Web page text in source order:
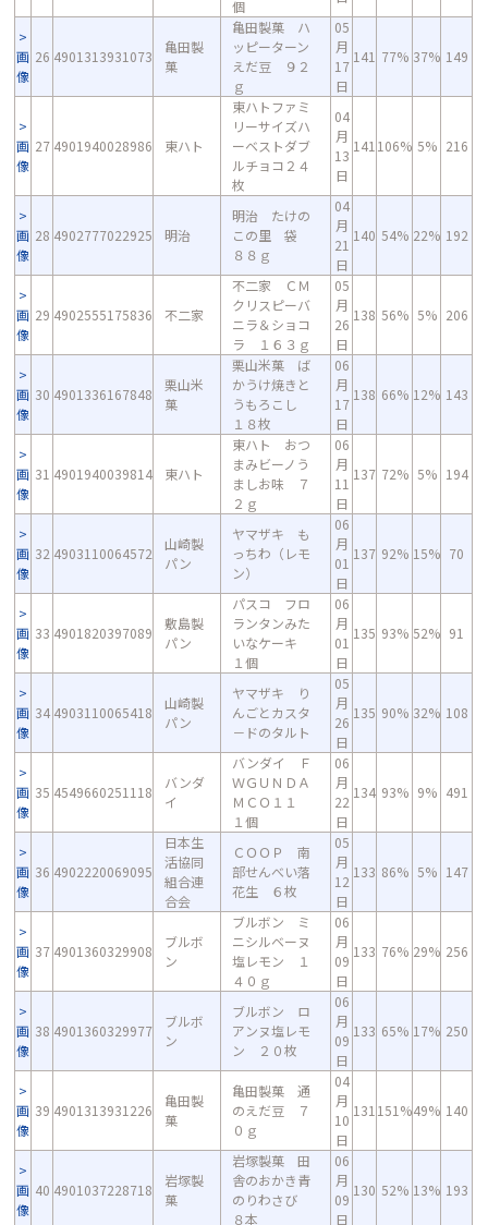
個
画
像
26 4901313931073
亀田製
菓
亀田製菓 ハ
ッピーターン
えだ豆 ９２
ｇ
05
月
17
日
141 77% 37% 149
画
像
27 4901940028986 東ハト
東ハトファミ
リーサイズハ
ーベストダブ
ルチョコ２４
枚
04
月
13
日
141 106% 5% 216
画
像
28 4902777022925 明治
明治 たけの
この里 袋
８８ｇ
04
月
21
日
140 54% 22% 192
画
像
29 4902555175836 不二家
不二家 ＣＭ
クリスピーバ
ニラ＆ショコ
ラ １６３ｇ
05
月
26
日
138 56% 5% 206
画
像
30 4901336167848
栗山米
菓
栗山米菓 ば
かうけ焼きと
うもろこし
１８枚
06
月
17
日
138 66% 12% 143
画
像
31 4901940039814 東ハト
東ハト おつ
まみビーノう
ましお味 ７
２ｇ
06
月
11
日
137 72% 5% 194
画
像
32 4903110064572
山崎製
パン
ヤマザキ も
っちわ（レモ
ン）
06
月
01
日
137 92% 15% 70
画
像
33 4901820397089
敷島製
パン
パスコ フロ
ランタンみた
いなケーキ
１個
06
月
01
日
135 93% 52% 91
画
像
34 4903110065418
山崎製
パン
ヤマザキ り
んごとカスタ
－ドのタルト
05
月
26
日
135 90% 32% 108
画
像
35 4549660251118
バンダ
イ
バンダイ Ｆ
ＷＧＵＮＤＡ
ＭＣＯ１１
１個
06
月
22
日
134 93% 9% 491
画
像
36 4902220069095
日本生
活協同
組合連
合会
ＣＯＯＰ 南
部せんべい落
花生 ６枚
05
月
12
日
133 86% 5% 147
画
像
37 4901360329908
ブルボ
ン
ブルボン ミ
ニシルベーヌ
塩レモン １
４０ｇ
06
月
09
日
133 76% 29% 256
画
像
38 4901360329977
ブルボ
ン
ブルボン ロ
アンヌ塩レモ
ン ２０枚
06
月
09
日
133 65% 17% 250
画
像
39 4901313931226
亀田製
菓
亀田製菓 通
のえだ豆 ７
０ｇ
04
月
10
日
131 151%49% 140
画
像
40 4901037228718
岩塚製
菓
岩塚製菓 田
舎のおかき青
のりわさび
８本
06
月
09
日
130 52% 13% 193